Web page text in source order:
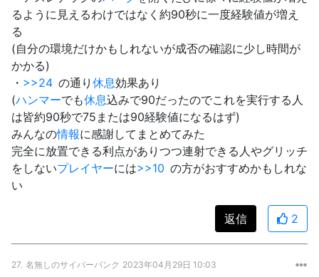
るように見えるわけではなく約90秒に一度経験値が増え
る
(自分の環境だけかもしれないが成否の確認に少し時間が
かかる)
・ >>24 の通り 休息効果あり
(ハンマーでも休息込みで90だったのでこれを実行する人
は皆約90秒で75または90経験値になるはず)
みんなの情報に感謝してまとめてみた
完全に放置できる利点がありつつ連射できる人やグリッチ
をしないプレイヤーには>>10 の方がおすすめかもしれな
い
返信 2
27. 名無しのサイバーパンク 2023年04月29日 10:03